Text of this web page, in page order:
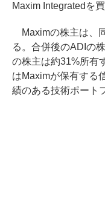
Maxim Integratedを
Maximの株主は、
る。合併後のADIの
の株主は約31%所有
はMaximが保有する
績のある技術ポート